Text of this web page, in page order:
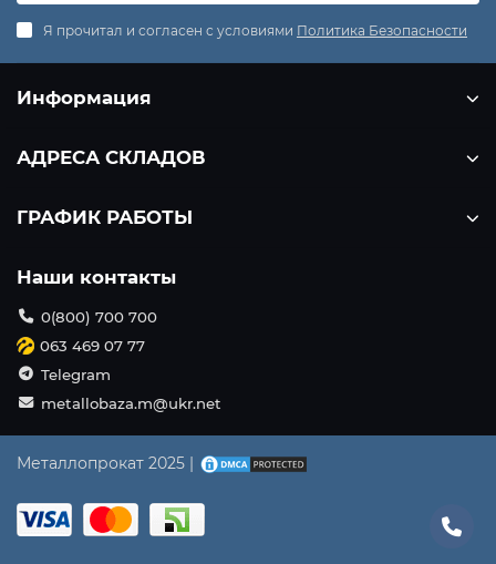
Я прочитал и согласен с условиями Политика Безопасности
Информация
АДРЕСА СКЛАДОВ
ГРАФИК РАБОТЫ
Наши контакты
0(800) 700 700
063 469 07 77
Telegram
metallobaza.m@ukr.net
Металлопрокат 2025 |